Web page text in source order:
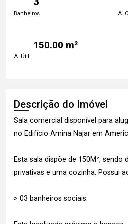
Banheiros A.
150.00 m²
A. Útil
Descrição do Imóvel
Sala comercial disponível para
no Edifício Amina Najar em
Esta sala dispõe de 150M², sendo
privativas e uma cozinha. Possui
> 03 banheiros sociais.